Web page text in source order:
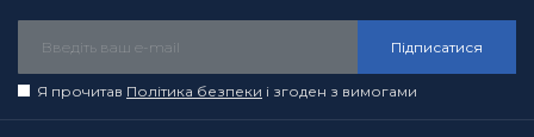
Підписатися
Я прочитав Політика безпеки і згоден з вимогами